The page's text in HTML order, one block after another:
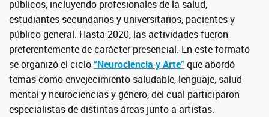
públicos, incluyendo profesionales de la salud,
estudiantes secundarios y universitarios, pacientes y
público general. Hasta 2020, las actividades fueron
preferentemente de carácter presencial. En este formato
se organizó el ciclo“Neurociencia y Arte”que abordó
temas como envejecimiento saludable, lenguaje, salud
mental y neurociencias y género, del cual participaron
especialistas de distintas áreas junto a artistas.